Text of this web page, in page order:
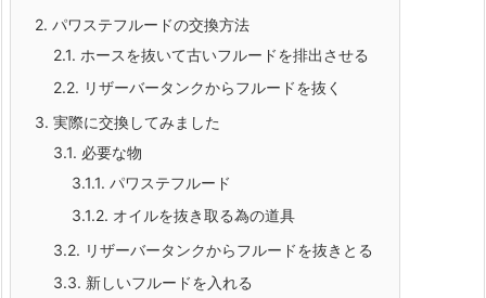
2. パワステフルードの交換方法
2.1. ホースを抜いて古いフルードを排出させる
2.2. リザーバータンクからフルードを抜く
3. 実際に交換してみました
3.1. 必要な物
3.1.1. パワステフルード
3.1.2. オイルを抜き取る為の道具
3.2. リザーバータンクからフルードを抜きとる
3.3. 新しいフルードを入れる